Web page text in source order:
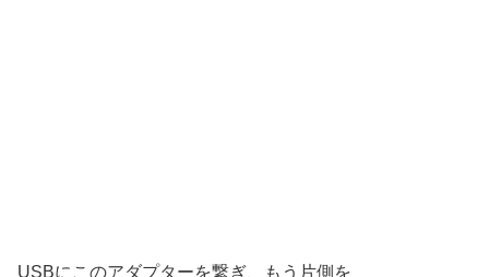
USBにこのアダプターを繋ぎ、もう片側を